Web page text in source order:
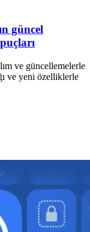
güncel
ve güncellemelerle
ve yeni özelliklerle